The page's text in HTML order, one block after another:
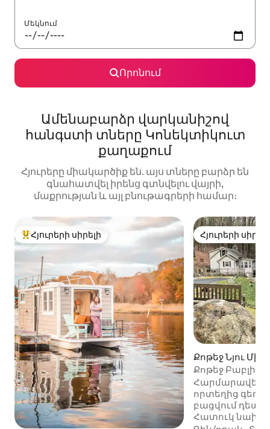
Մեկնում
Որոնում
Ամենաբարձր վարկանիշով
հանգստի տները Կոնեկտիկուտ
քաղաքում
Հյուրերը միակարծիք են. այս տները բարձր են
գնահատվել իրենց գտնվելու վայրի,
մաքրության և այլ բնութագրերի համար։
Հյուրերի սիրելի լավագույն տները
Հյուրերի սիրելի Հյուրերի
Հյուրերի
Քոթեջ Նյու
Քոթեջ
Հարմարավետ,
որտեղից
բացվում դեպի
Հատուկ